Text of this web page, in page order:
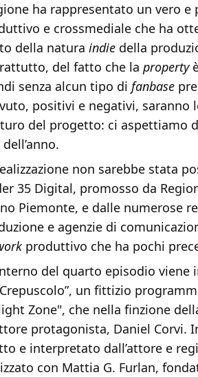
ha rappresentato un vero
e crossmediale che ha
della natura indie della
del fatto che la property
senza alcun tipo di fanbase
positivi e negativi,
del progetto: ci aspettiamo
non sarebbe stata
35 Digital, promosso da
Piemonte, e dalle numerose
e agenzie di
produttivo che ha pochi
del quarto episodio
un fittizio
Zone", che nella finzione
protagonista, Daniel Corvi.
e interpretato dall’attore e
con Mattia G. Furlan,